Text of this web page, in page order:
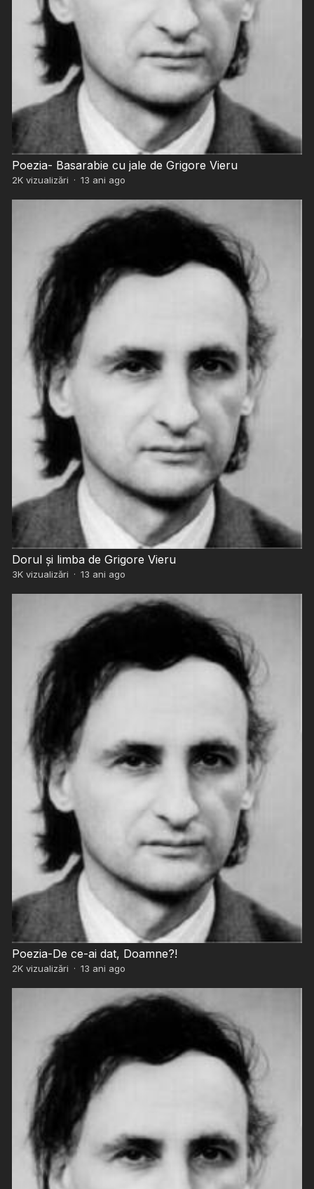
Poezia- Basarabie cu jale de Grigore Vieru
2Kvizualizări · 13 ani ago
Dorul şi limba de Grigore Vieru
3Kvizualizări · 13 ani ago
Poezia-De ce-ai dat, Doamne?!
2Kvizualizări · 13 ani ago